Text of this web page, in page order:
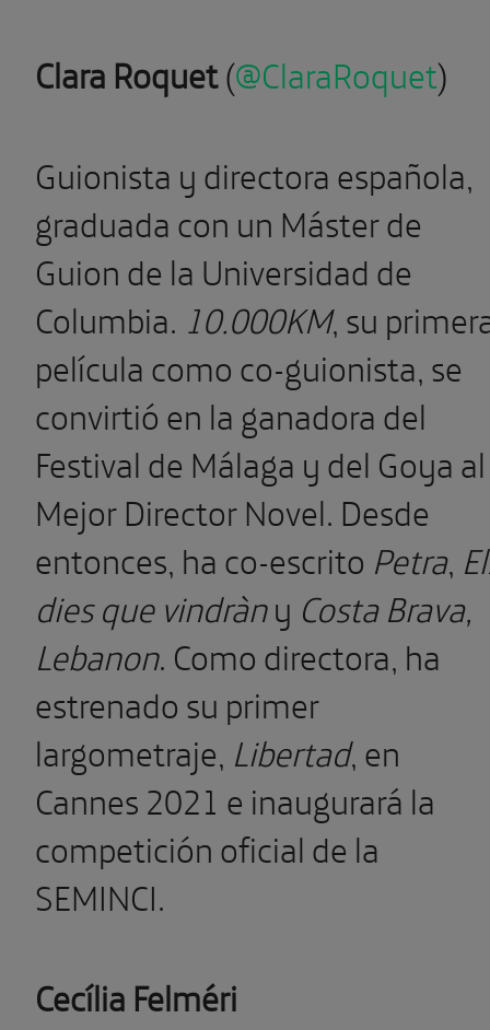
Clara Roquet(@ClaraRoquet)
Guionista y directora española,
graduada con un Máster de
Guion de la Universidad de
Columbia. 10.000KM, su
película como co-guionista, se
convirtió en la ganadora del
Festival de Málaga y del Goya al
Mejor Director Novel. Desde
entonces, ha co-escrito Petra,
dies que vindràny Costa Brava,
Lebanon. Como directora, ha
estrenado su primer
largometraje, Libertad, en
Cannes 2021 e inaugurará la
competición oficial de la
SEMINCI.
Cecília Felméri